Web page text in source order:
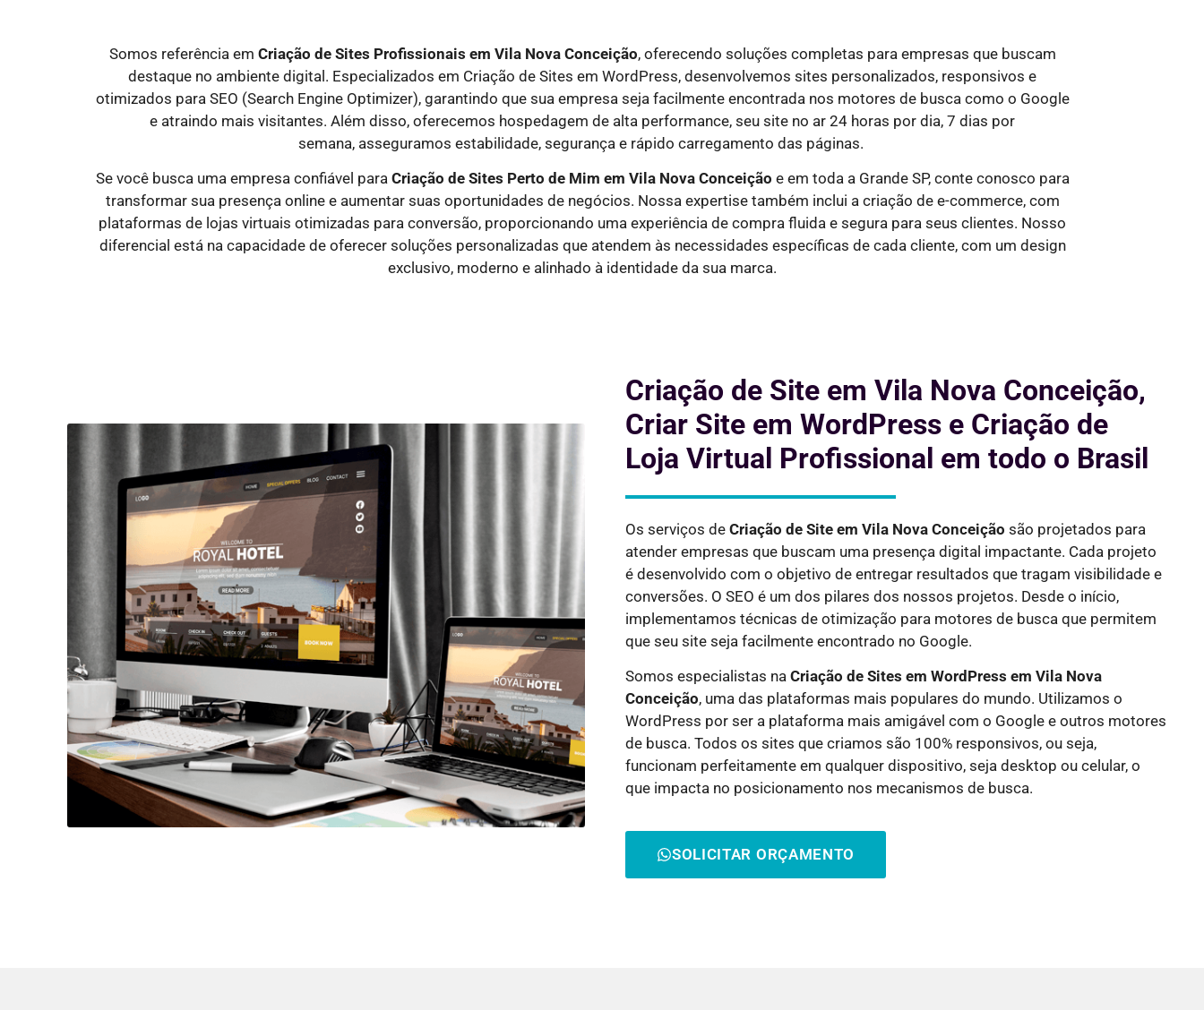
Somos referência em Criação de Sites Profissionais em Vila Nova Conceição, oferecendo soluções completas para empresas que buscam
destaque no ambiente digital. Especializados em Criação de Sites em WordPress, desenvolvemos sites personalizados, responsivos e
otimizados para SEO (Search Engine Optimizer), garantindo que sua empresa seja facilmente encontrada nos motores de busca como o Google
e atraindo mais visitantes. Além disso, oferecemos hospedagem de alta performance, seu site no ar 24 horas por dia, 7 dias por
semana, asseguramos estabilidade, segurança e rápido carregamento das páginas.
Se você busca uma empresa confiável para Criação de Sites Perto de Mim em Vila Nova Conceição e em toda a Grande SP, conte conosco para
transformar sua presença online e aumentar suas oportunidades de negócios. Nossa expertise também inclui a criação de e-commerce, com
plataformas de lojas virtuais otimizadas para conversão, proporcionando uma experiência de compra fluida e segura para seus clientes. Nosso
diferencial está na capacidade de oferecer soluções personalizadas que atendem às necessidades específicas de cada cliente, com um design
exclusivo, moderno e alinhado à identidade da sua marca.
Criação de Site em Vila Nova Conceição,
Criar Site em WordPress e Criação de
Loja Virtual Profissional em todo o Brasil
Os serviços de Criação de Site em Vila Nova Conceição são projetados para
atender empresas que buscam uma presença digital impactante. Cada projeto
é desenvolvido com o objetivo de entregar resultados que tragam visibilidade e
conversões. O SEO é um dos pilares dos nossos projetos. Desde o início,
implementamos técnicas de otimização para motores de busca que permitem
que seu site seja facilmente encontrado no Google.
Somos especialistas na Criação de Sites em WordPress em Vila Nova
Conceição, uma das plataformas mais populares do mundo. Utilizamos o
WordPress por ser a plataforma mais amigável com o Google e outros motores
de busca. Todos os sites que criamos são 100% responsivos, ou seja,
funcionam perfeitamente em qualquer dispositivo, seja desktop ou celular, o
que impacta no posicionamento nos mecanismos de busca.
SOLICITAR ORÇAMENTO